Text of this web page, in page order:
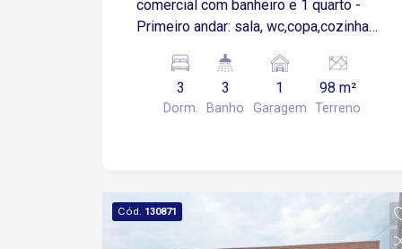
comercial com banheiro e 1 quarto -
Primeiro andar: sala, wc,copa,cozinha
andar: 2 quartos, wc,quarto, 3º quarto ou
escritório, área de luz.
3
Dorm.
3
Banho
1
Garagem
98 m²
Terreno
Cód. 130871